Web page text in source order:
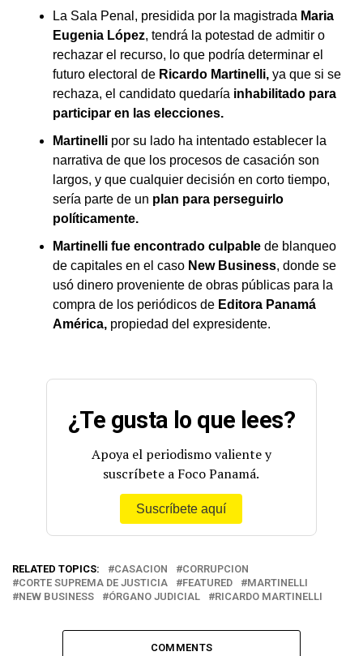
La Sala Penal, presidida por la magistrada Maria
Eugenia López, tendrá la potestad de admitir o
rechazar el recurso, lo que podría determinar el
futuro electoral de Ricardo Martinelli, ya que si se
rechaza, el candidato quedaría inhabilitado para
participar en las elecciones.
Martinelli por su lado ha intentado establecer la
narrativa de que los procesos de casación son
largos, y que cualquier decisión en corto tiempo,
sería parte de un plan para perseguirlo
políticamente.
Martinelli fue encontrado culpable de blanqueo
de capitales en el caso New Business, donde se
usó dinero proveniente de obras públicas para la
compra de los periódicos de Editora Panamá
América, propiedad del expresidente.
¿Te gusta lo que lees?
Apoya el periodismo valiente y
suscríbete a Foco Panamá.
Suscríbete aquí
RELATED TOPICS: CASACION
CORRUPCION
CORTE SUPREMA DE JUSTICIA
FEATURED
MARTINELLI
NEW BUSINESS
ÓRGANO JUDICIAL RICARDO MARTINELLI
COMMENTS